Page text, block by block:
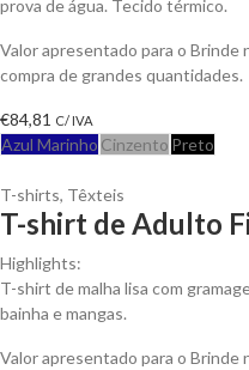
prova de água. Tecido térmico.
Valor apresentado para o Brinde
compra de grandes quantidades.
€84,81 C/ IVA
Azul Marinho Cinzento Preto
T-shirts, Têxteis
T-shirt de Adulto
Highlights:
T-shirt de malha lisa com
bainha e mangas.
Valor apresentado para o Brinde